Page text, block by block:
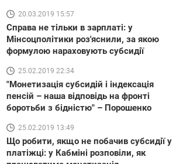
20.03.2019 15:57
Справа не тільки в зарплаті: у
Мінсоцполітики роз'яснили, за якою
формулою нараховують субсидії
25.02.2019 22:34
"Монетизація субсидій і індексація
пенсій – наша відповідь на фронті
боротьби з бідністю" – Порошенко
25.02.2019 13:49
Що робити, якщо не побачив субсидії у
платіжці: у Кабміні розповіли, як